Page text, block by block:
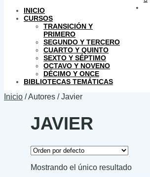
INICIO
CURSOS
TRANSICIÓN Y
PRIMERO
SEGUNDO Y TERCERO
CUARTO Y QUINTO
SEXTO Y SÉPTIMO
OCTAVO Y NOVENO
DÉCIMO Y ONCE
BIBLIOTECAS TEMÁTICAS
Inicio /Autores /Javier
JAVIER
Mostrando el único resultado